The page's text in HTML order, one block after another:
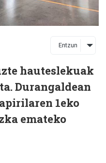
Entzun
hauteslekuak
Durangaldean
1eko
emateko